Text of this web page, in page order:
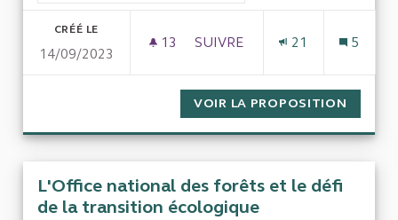
CRÉÉ LE
14/09/2023
13 13 ABONNÉS
SUIVRE
21 5
VOIR LA PROPOSITION
L'Office national des forêts et le défi
de la transition écologique